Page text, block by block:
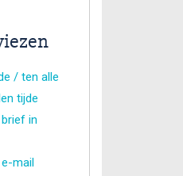
/ ten alle
tijde
in
e-mail